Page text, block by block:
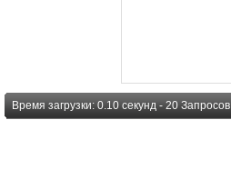
Время загрузки: 0.10 секунд - 20 Запросов